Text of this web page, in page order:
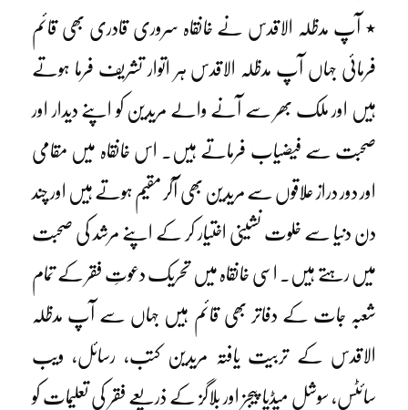
٭ آپ مدظلہ الاقدس نے خانقاہ سروری قادری بھی قائم
فرمائی جہاں آپ مدظلہ الاقدس ہر اتوار تشریف فرما ہوتے
ہیں اور ملک بھر سے آنے والے مریدین کو اپنے دیدار اور
صحبت سے فیضیاب فرماتے ہیں۔ اس خانقاہ میں مقامی
اور دور دراز علاقوں سے مریدین بھی آکر مقیم ہوتے ہیں اور چند
دن دنیا سے خلوت نشینی اختیار کر کے اپنے مرشد کی صحبت
میں رہتے ہیں۔ اسی خانقاہ میں تحریک دعوتِ فقر کے تمام
شعبہ جات کے دفاتر بھی قائم ہیں جہاں سے آپ مدظلہ
الاقدس کے تربیت یافتہ مریدین کتب، رسائل، ویب
سائٹس، سوشل میڈیا پیجز اور بلاگز کے ذریعے فقر کی تعلیمات کو